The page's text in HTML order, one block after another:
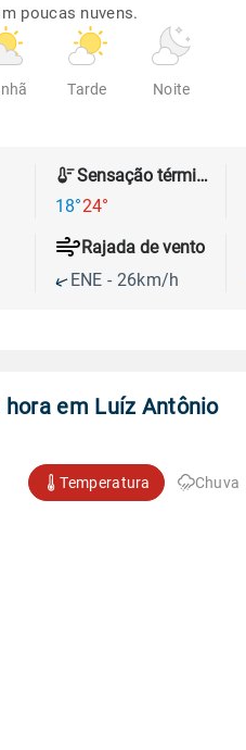
poucas nuvens.
Tarde Noite
Sensação térmica
18°24°
Rajada de vento
ENE - 26km/h
hora em Luíz Antônio
Temperatura Chuva